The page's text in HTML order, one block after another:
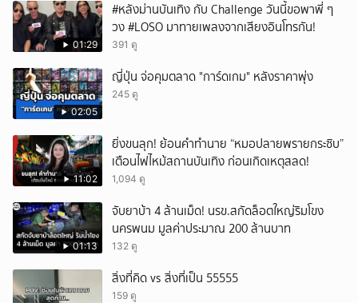
01:29
#หลังม่านบันเทิง กับ Challenge วันนี้ขอพาพี่ ๆ
วง #LOSO มาทายเพลงจากเสียงอินโทรกัน!
391 ดู
02:05
ญี่ปุ่น จ่อคุมตลาด "การ์ดเกม" หลังราคาพุ่ง
245 ดู
11:02
ยิ่งขนลุก! ย้อนคำทำนาย “หมอปลายพรายกระซิบ”
เตือนไฟไหม้สถานบันเทิง ก่อนเกิดเหตุสลด!
1,094 ดู
01:13
จับยาบ้า 4 ล้านเม็ด! นรข.สกัดล็อตใหญ่ริมโขง
นครพนม มูลค่าประมาณ 200 ล้านบาท
132 ดู
สิ่งที่คิด vs สิ่งที่เป็น 55555
159 ดู